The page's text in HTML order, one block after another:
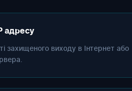
адресу
захищеного виходу в Інтернет або